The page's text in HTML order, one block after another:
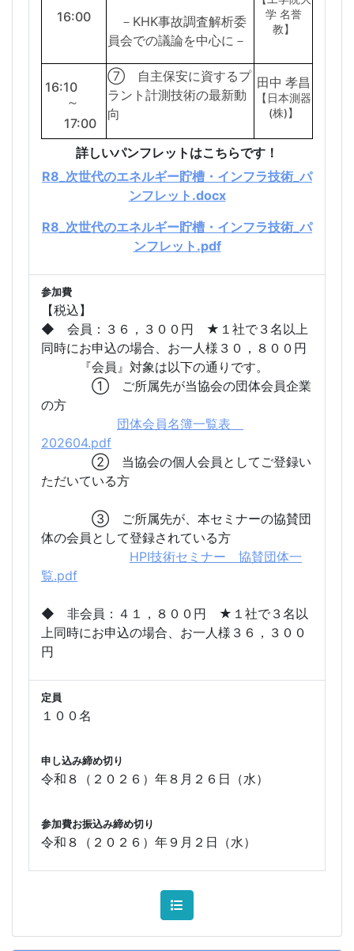
16:00
－KHK事故調査解析委
員会での議論を中心に－
学 名誉
教】
16:10
～
17:00
⑦ 自主保安に資するプ
ラント計測技術の最新動
向
田中 孝昌
【日本測器
(株)】
詳しいパンフレットはこちらです！
R8_次世代のエネルギー貯槽・インフラ技術_パ
ンフレット.docx
R8_次世代のエネルギー貯槽・インフラ技術_パ
ンフレット.pdf
参加費
【税込】
◆ 会員：３６，３００円 ★１社で３名以上
同時にお申込の場合、お一人様３０，８００円
『会員』対象は以下の通りです。
① ご所属先が当協会の団体会員企業
の方
団体会員名簿一覧表
202604.pdf
② 当協会の個人会員としてご登録い
ただいている方
③ ご所属先が、本セミナーの協賛団
体の会員として登録されている方
HPI技術セミナー 協賛団体一
覧.pdf
◆ 非会員：４１，８００円 ★１社で３名以
上同時にお申込の場合、お一人様３６，３００
円
定員
１００名
申し込み締め切り
令和８（２０２６）年８月２６日（水）
参加費お振込み締め切り
令和８（２０２６）年９月２日（水）